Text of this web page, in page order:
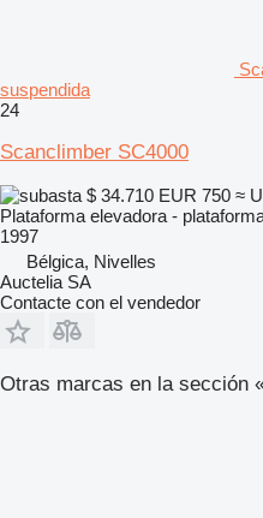
suspendida
24
Scanclimber SC4000
$ 34.710 EUR 750 ≈
Plataforma elevadora -
1997
Bélgica, Nivelles
Auctelia SA
Contacte con el vendedor
Otras marcas en la sección